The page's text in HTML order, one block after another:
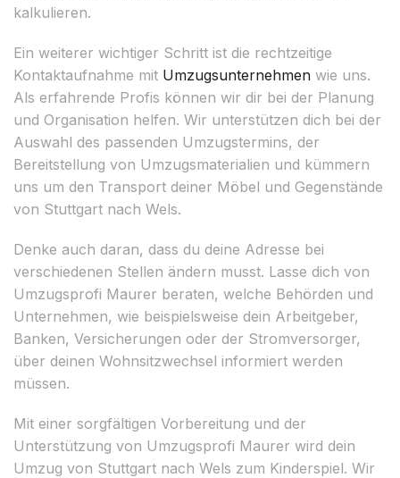
kalkulieren.
Ein weiterer wichtiger Schritt ist die rechtzeitige
Kontaktaufnahme mit Umzugsunternehmen wie uns.
Als erfahrende Profis können wir dir bei der Planung
und Organisation helfen. Wir unterstützen dich bei der
Auswahl des passenden Umzugstermins, der
Bereitstellung von Umzugsmaterialien und kümmern
uns um den Transport deiner Möbel und Gegenstände
von Stuttgart nach Wels.
Denke auch daran, dass du deine Adresse bei
verschiedenen Stellen ändern musst. Lasse dich von
Umzugsprofi Maurer beraten, welche Behörden und
Unternehmen, wie beispielsweise dein Arbeitgeber,
Banken, Versicherungen oder der Stromversorger,
über deinen Wohnsitzwechsel informiert werden
müssen.
Mit einer sorgfältigen Vorbereitung und der
Unterstützung von Umzugsprofi Maurer wird dein
Umzug von Stuttgart nach Wels zum Kinderspiel. Wir